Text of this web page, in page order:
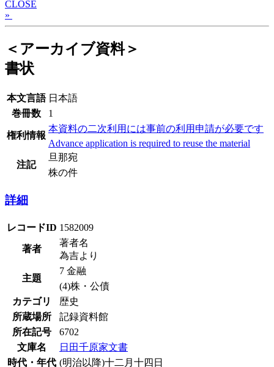
CLOSE
»
＜アーカイブ資料＞
書状
本文言語 日本語
巻冊数
1
権利情報
本資料の二次利用には事前の利用申請が必要です
Advance application is required to reuse the material
注記
旦那宛
株の件
詳細
レコードID 1582009
著者
著者名
為吉より
主題
7 金融
(4)株・公債
カテゴリ
歴史
所蔵場所
記録資料館
所在記号
6702
文庫名
日田千原家文書
時代・年代 (明治以降)十二月十四日